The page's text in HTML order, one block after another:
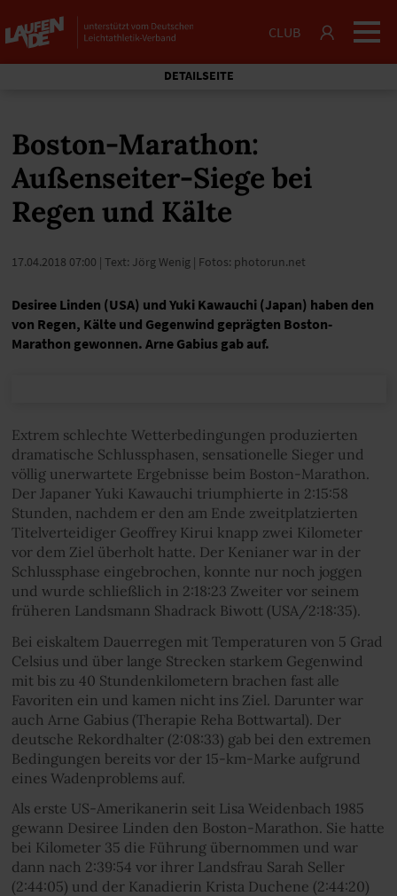
CLUB
DETAILSEITE
Boston-Marathon:
Außenseiter-Siege bei
Regen und Kälte
17.04.2018 07:00 | Text: Jörg Wenig | Fotos: photorun.net
Desiree Linden (USA) und Yuki Kawauchi (Japan) haben den
von Regen, Kälte und Gegenwind geprägten Boston-
Marathon gewonnen. Arne Gabius gab auf.
Extrem schlechte Wetterbedingungen produzierten
dramatische Schlussphasen, sensationelle Sieger und
völlig unerwartete Ergebnisse beim Boston-Marathon.
Der Japaner Yuki Kawauchi triumphierte in 2:15:58
Stunden, nachdem er den am Ende zweitplatzierten
Titelverteidiger Geoffrey Kirui knapp zwei Kilometer
vor dem Ziel überholt hatte. Der Kenianer war in der
Schlussphase eingebrochen, konnte nur noch joggen
und wurde schließlich in 2:18:23 Zweiter vor seinem
früheren Landsmann Shadrack Biwott (USA/2:18:35).
Bei eiskaltem Dauerregen mit Temperaturen von 5 Grad
Celsius und über lange Strecken starkem Gegenwind
mit bis zu 40 Stundenkilometern brachen fast alle
Favoriten ein und kamen nicht ins Ziel. Darunter war
auch Arne Gabius (Therapie Reha Bottwartal). Der
deutsche Rekordhalter (2:08:33) gab bei den extremen
Bedingungen bereits vor der 15-km-Marke aufgrund
eines Wadenproblems auf.
Als erste US-Amerikanerin seit Lisa Weidenbach 1985
gewann Desiree Linden den Boston-Marathon. Sie hatte
bei Kilometer 35 die Führung übernommen und war
dann nach 2:39:54 vor ihrer Landsfrau Sarah Seller
(2:44:05) und der Kanadierin Krista Duchene (2:44:20)